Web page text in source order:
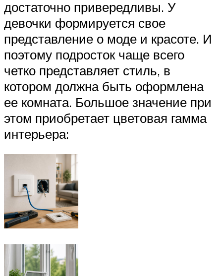
достаточно привередливы. У
девочки формируется свое
представление о моде и красоте. И
поэтому подросток чаще всего
четко представляет стиль, в
котором должна быть оформлена
ее комната. Большое значение при
этом приобретает цветовая гамма
интерьера: